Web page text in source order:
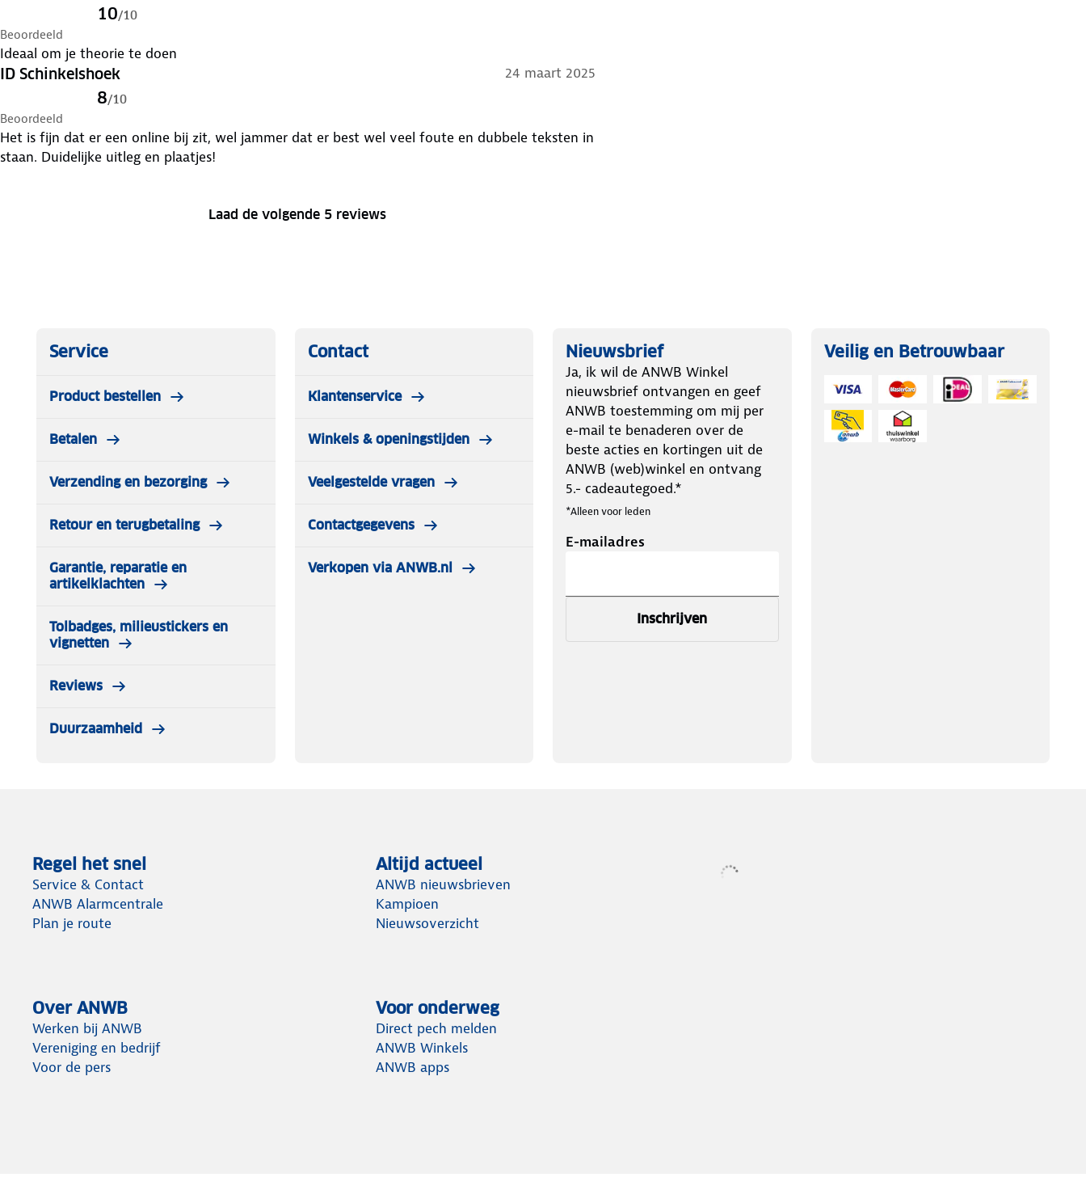
10/10
Beoordeeld
Ideaal om je theorie te doen
ID Schinkelshoek 24 maart 2025
8/10
Beoordeeld
Het is fijn dat er een online bij zit, wel jammer dat er best wel veel foute en dubbele teksten in
staan. Duidelijke uitleg en plaatjes!
Laad de volgende 5 reviews
Service
Product bestellen
Betalen
Verzending en bezorging
Retour en terugbetaling
Garantie, reparatie en
artikelklachten
Tolbadges, milieustickers en
vignetten
Reviews
Duurzaamheid
Contact
Klantenservice
Winkels & openingstijden
Veelgestelde vragen
Contactgegevens
Verkopen via ANWB.nl
Nieuwsbrief
Ja, ik wil de ANWB Winkel
nieuwsbrief ontvangen en geef
ANWB toestemming om mij per
e-mail te benaderen over de
beste acties en kortingen uit de
ANWB (web)winkel en ontvang
5.- cadeautegoed.*
*Alleen voor leden
E-mailadres
Inschrijven
Veilig en Betrouwbaar
Regel het snel
Service & Contact
ANWB Alarmcentrale
Plan je route
Altijd actueel
ANWB nieuwsbrieven
Kampioen
Nieuwsoverzicht
Over ANWB
Werken bij ANWB
Vereniging en bedrijf
Voor de pers
Voor onderweg
Direct pech melden
ANWB Winkels
ANWB apps